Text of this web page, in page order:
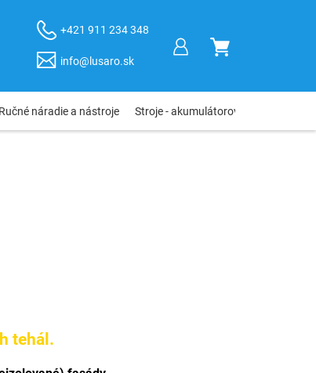
+421 911 234 348
info@lusaro.sk
NÁKUPNÝ
Ručné náradie a nástroje Stroje - akumulátorové, elektro,
tehál.